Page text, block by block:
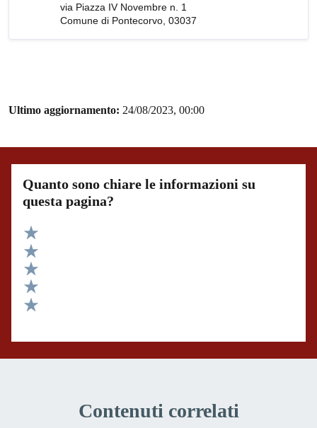
via Piazza IV Novembre n. 1
Comune di Pontecorvo, 03037
Ultimo aggiornamento: 24/08/2023, 00:00
Quanto sono chiare le informazioni su
questa pagina?
Valuta 5 stelle su 5
Valuta 4 stelle su 5
Valuta 3 stelle su 5
Valuta 2 stelle su 5
Contenuti correlati